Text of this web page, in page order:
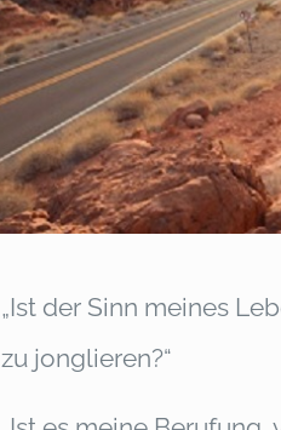
„Ist der Sinn meines
zu jonglieren?“